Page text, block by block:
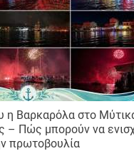
η Βαρκαρόλα στο
– Πώς μπορούν να
πρωτοβουλία